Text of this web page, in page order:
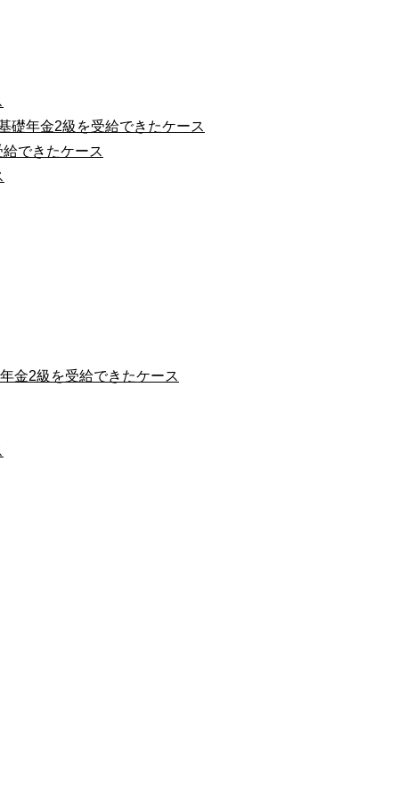
礎年金2級を受給できたケース
できたケース
金2級を受給できたケース